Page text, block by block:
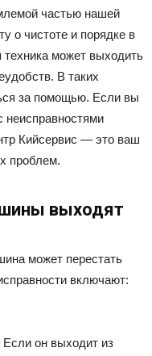
частью нашей
о чистоте и порядке в
может выходить
В таких
за помощью. Если вы
неисправностями
Кийсервис — это ваш
проблем.
выходят
может перестать
включают:
он выходит из